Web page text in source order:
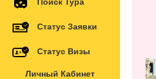
Статус Заявки
Статус Визы
Личный Кабинет